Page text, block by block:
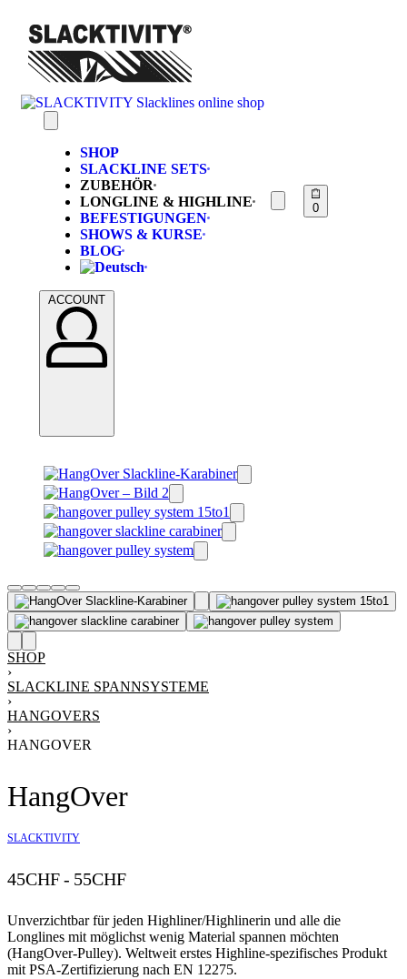
SHOP
SLACKLINE SETS
ZUBEHÖR
LONGLINE & HIGHLINE
BEFESTIGUNGEN
SHOWS & KURSE
BLOG
0
ACCOUNT
SHOP
›
SLACKLINE SPANNSYSTEME
›
HANGOVERS
›
HANGOVER
HangOver
SLACKTIVITY
45CHF 55CHF
Unverzichtbar für jeden Highliner/Highlinerin und alle die
Longlines mit möglichst wenig Material spannen möchten
(HangOver-Pulley). Weltweit erstes Highline-spezifisches Produkt
mit PSA-Zertifizierung nach EN 12275.